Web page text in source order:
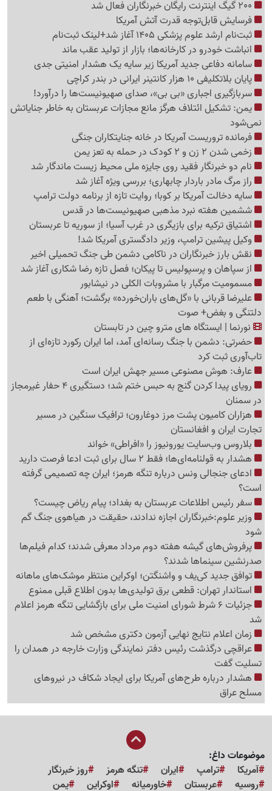
فرسایش قابل‌توجه قدرت آتش آمریکا
ثبت‌نام ارشد علوم پزشکی 1405 آغاز شد+لینک ثبت‌نام
انباشت خودرو در کارخانه‌ها؛ بازار از تولید عقب ماند
سامانه دفاعی جدید آمریکا زیر سایه یک هشدار امنیتی جدی
پایان بلاتکلیفی 10 هزار کانتینر ایرانی در بندر کراچی
سربازگیری اجباری «بی بی»، صدای صهیونیست‌ها را درآورد!
یمن: تشکیل ائتلاف هرگز مانع مجازات عربستان به خاطر جنایاتش
نمی‌شود
فرمانده تروریست آمریکا در خانه جنایتکاران جنگی
زخمی شدن 2 زن و 2 کودک در حمله به تعز یمن
نام دو خبرنگار فقید روی جایزه ملی محیط زیست ماندگار شد
راز مرگ مادر باردار چابهاری؛ بررسی ویژه آغاز شد
سایه دخالت آمریکا بر کوبا؛ روایت تازه از برنامه دولت ترامپ
ششمین هفته نبرد مذهبی صهیونیست‌ها در قدس
اشتیاق ترکیه برای بازیگری در غرب آسیا؛ از سوریه تا عربستان
وکیل پیشین ترامپ، وزیر دادگستری آمریکا شد!
نقش بارز خبرنگاران در ناکامی دشمن طی جنگ تحمیلی اخیر
از سپاهان و پرسپولیس تا پیکان؛ فصل تازه رضا شکاری آغاز شد
مسمومیت مرگبار با مشروبات الکلی در نیشابور
علیرضا قربانی با «گل‌های باران‌خورده» برگشت؛ آهنگی با طعم
دلتنگی و بغض+ صوت
نورنما | ایستگاه های مترو چین در تابستان
حضرتی: دشمن با جنگ رسانه‌ای آمد، اما ایران رکورد تازه‌ای از
تاب‌آوری ثبت کرد
عارف: هوش مصنوعی مسیر جهش ایران است
رویای پیدا کردن گنج به حبس ختم شد؛ دستگیری 4 حفار غیرمجاز
در سمنان
هزاران کامیون پشت مرز دوغارون؛ ترافیک سنگین در مسیر
تجارت ایران و افغانستان
بلاروس وب‌سایت یورونیوز را «افراطی» خواند
هشدار به قولنامه‌ای‌ها؛ فقط 2 سال برای ثبت ادعا فرصت دارید
ادعای جنجالی ونس درباره تنگه هرمز؛ ایران چه تصمیمی گرفته
است؟
سفر رئیس اطلاعات عربستان به بغداد؛ پیام ریاض چیست؟
وزیر علوم:خبرنگاران اجازه ندادند، حقیقت در هیاهوی جنگ گم
شود
پرفروش‌های گیشه هفته دوم مرداد معرفی شدند؛ کدام فیلم‌ها
صدرنشین سینماها شدند؟
توافق جدید کی‌یف و واشنگتن؛ اوکراین منتظر موشک‌های ماهانه
استاندار تهران: قطعی برق تولیدی‌ها بدون اطلاع قبلی ممنوع
جزئیات 6 شرط شورای امنیت ملی برای بازگشایی تنگه هرمز اعلام
شد
زمان اعلام نتایج نهایی آزمون دکتری مشخص شد
عراقچی درگذشت رئیس دفتر نمایندگی وزارت خارجه در همدان را
تسلیت گفت
هشدار درباره طرح‌های آمریکا برای ایجاد شکاف در نیروهای
مسلح عراق
موضوعات داغ:
آمریکا
ترامپ ایران تنگه هرمز
روز خبرنگار
روسیه
عربستان خاورمیانه اوکراین یمن